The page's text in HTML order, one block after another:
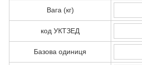
Вага (кг)
код УКТЗЕД
Базова одиниця